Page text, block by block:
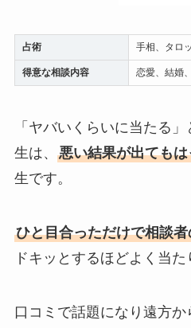
占術 手相、タロ
得意な相談内容 恋愛、結婚
「ヤバいくらいに当たる
生は、 悪い結果が出ても
生です。
ひと目合っただけで相談
ドキッとするほどよく当た
口コミで話題になり遠方